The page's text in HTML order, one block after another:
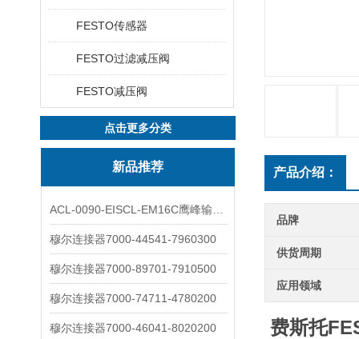
FESTO传感器
FESTO过滤减压阀
FESTO减压阀
点击更多分类
新品推荐
穆尔连接器7000-44541-7960300
穆尔连接器7000-89701-7910500
穆尔连接器7000-74711-4780200
穆尔连接器7000-46041-8020200
产品介绍：
品牌
供货周期
应用领域
费斯托